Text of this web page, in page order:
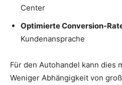
Center
Optimierte Conversion-
Kundenansprache
Für den Autohandel kann dies
Weniger Abhängigkeit von